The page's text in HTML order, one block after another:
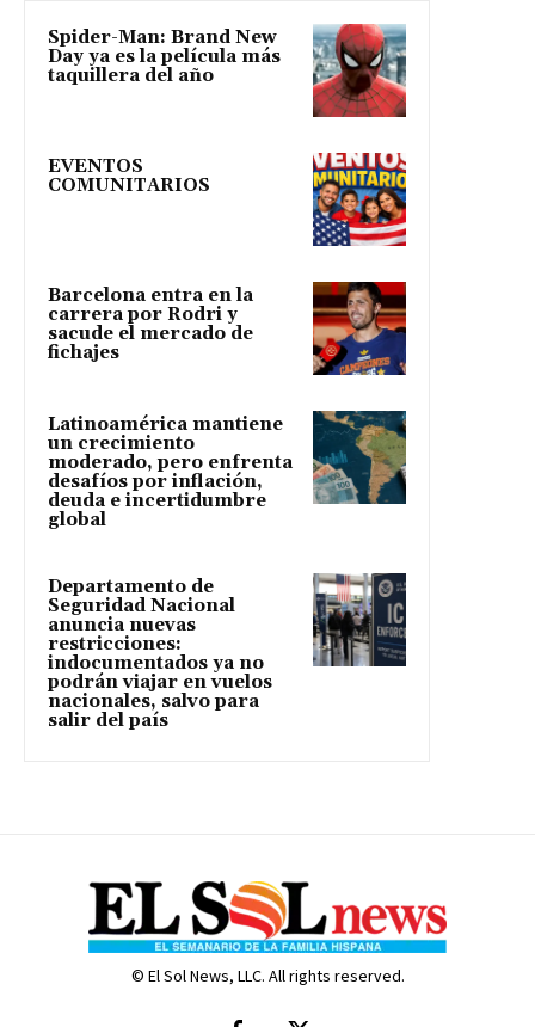
Spider-Man: Brand New
Day ya es la película más
taquillera del año
EVENTOS
COMUNITARIOS
Barcelona entra en la
carrera por Rodri y
sacude el mercado de
fichajes
Latinoamérica mantiene
un crecimiento
moderado, pero enfrenta
desafíos por inflación,
deuda e incertidumbre
global
Departamento de
Seguridad Nacional
anuncia nuevas
restricciones:
indocumentados ya no
podrán viajar en vuelos
nacionales, salvo para
salir del país
© El Sol News, LLC. All rights reserved.